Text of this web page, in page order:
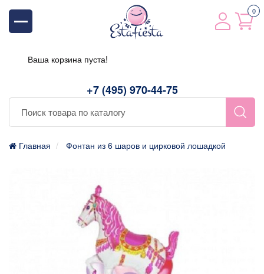
+7 (495) 970-44-75
0
Ваша корзина пуста!
Главная Фонтан из 6 шаров и цирковой лошадкой